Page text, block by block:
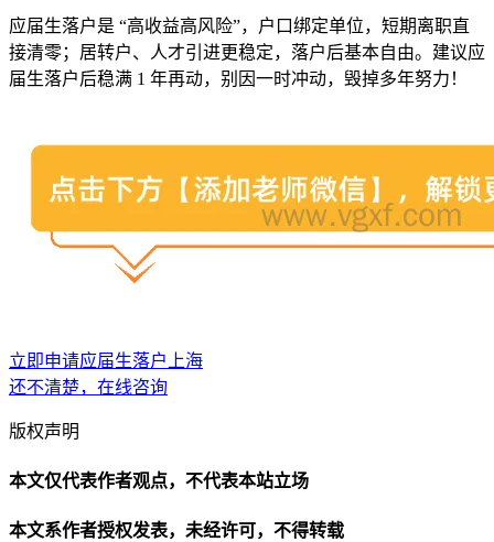
应届生落户是 “高收益高风险”，户口绑定单位，短期离职直
接清零；居转户、人才引进更稳定，落户后基本自由。建议应
届生落户后稳满 1 年再动，别因一时冲动，毁掉多年努力！
立即申请应届生落户上海
还不清楚，在线咨询
版权声明
本文仅代表作者观点，不代表本站立场
本文系作者授权发表，未经许可，不得转载